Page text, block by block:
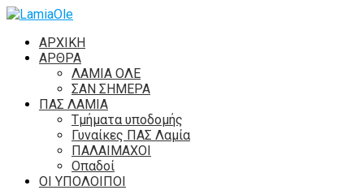
ΑΡΧΙΚΗ
ΑΡΘΡΑ
ΛΑΜΙΑ ΟΛΕ
ΣΑΝ ΣΗΜΕΡΑ
ΠΑΣ ΛΑΜΙΑ
Τμήματα υποδομής
Γυναίκες ΠΑΣ Λαμία
ΠΑΛΑΙΜΑΧΟΙ
Οπαδοί
ΟΙ ΥΠΟΛΟΙΠΟΙ